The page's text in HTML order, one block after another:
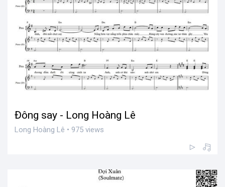
Đông say - Long Hoàng Lê
Long Hoàng Lê • 975 views